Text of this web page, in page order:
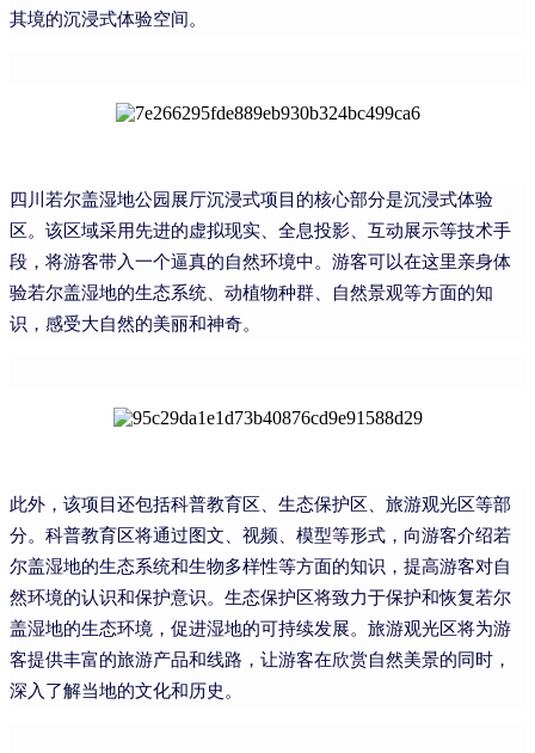
其境的沉浸式体验空间。
四川若尔盖湿地公园展厅沉浸式项目的核心部分是沉浸式体验
区。该区域采用先进的虚拟现实、全息投影、互动展示等技术手
段，将游客带入一个逼真的自然环境中。游客可以在这里亲身体
验若尔盖湿地的生态系统、动植物种群、自然景观等方面的知
识，感受大自然的美丽和神奇。
此外，该项目还包括科普教育区、生态保护区、旅游观光区等部
分。科普教育区将通过图文、视频、模型等形式，向游客介绍若
尔盖湿地的生态系统和生物多样性等方面的知识，提高游客对自
然环境的认识和保护意识。生态保护区将致力于保护和恢复若尔
盖湿地的生态环境，促进湿地的可持续发展。旅游观光区将为游
客提供丰富的旅游产品和线路，让游客在欣赏自然美景的同时，
深入了解当地的文化和历史。